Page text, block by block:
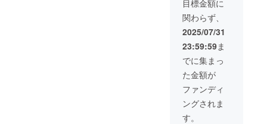
サプリ
は毎朝
スムー
ジーに
混ぜる
だけ。
美容液
に混ぜ
ても◎
吸って
もOK。
透明感
とハリ
を求め
る30〜
60代女
性 ・更
年期・
疲れや
すさが
気にな
る方 ・
目標金額に
関わらず、
2025/07/31
23:59:59ま
でに集まっ
た金額が
ファンディ
ングされま
す。